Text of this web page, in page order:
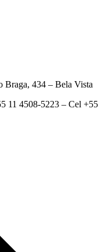
Braga, 434 – Bela Vista
11 4508-5223 – Cel +55